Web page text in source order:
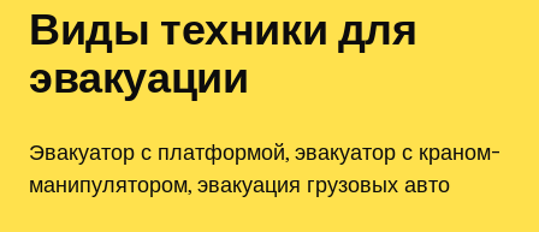
Виды техники для
эвакуации
Эвакуатор с платформой, эвакуатор с краном-
манипулятором, эвакуация грузовых авто